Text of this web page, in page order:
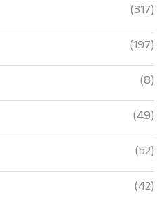
(317)
(197)
(8)
(49)
(52)
(42)